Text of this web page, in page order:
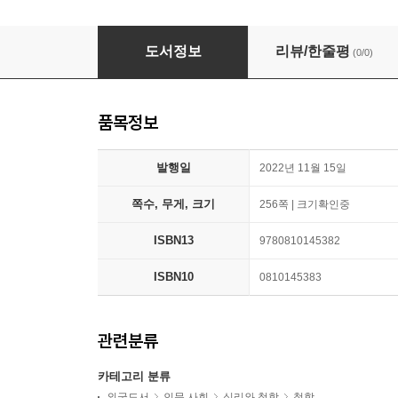
Embracing the Void: Rethinking the Origin
도서정보 리뷰/한줄평 (0/0)
품목정보
발행일 2022년 11월 15일
쪽수, 무게, 크기 256쪽 | 크기확인중
ISBN13 9780810145382
ISBN10 0810145383
관련분류
카테고리 분류